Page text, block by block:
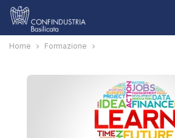
Home Formazione